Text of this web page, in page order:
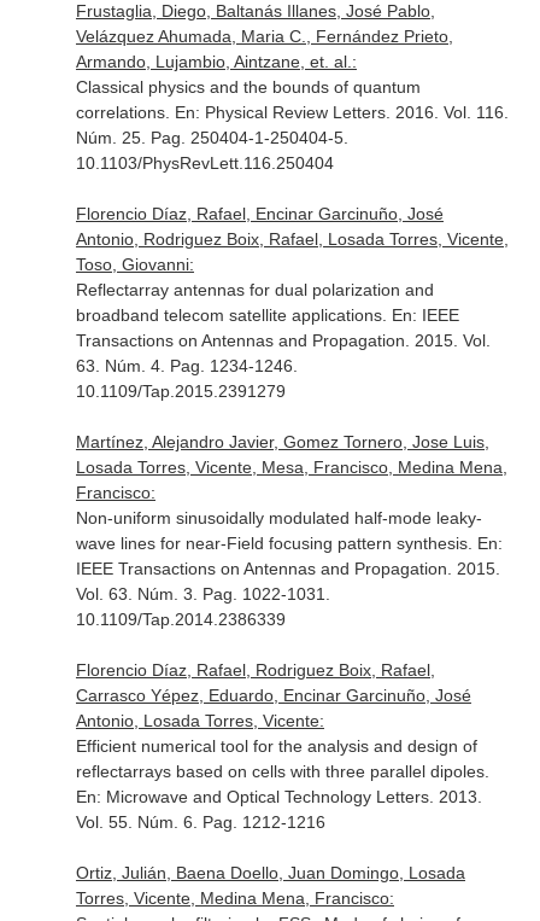
Frustaglia, Diego, Baltanás Illanes, José Pablo,
Velázquez Ahumada, Maria C., Fernández Prieto,
Armando, Lujambio, Aintzane, et. al.:
Classical physics and the bounds of quantum
correlations. En: Physical Review Letters. 2016. Vol. 116.
Núm. 25. Pag. 250404-1-250404-5.
10.1103/PhysRevLett.116.250404
Florencio Díaz, Rafael, Encinar Garcinuño, José
Antonio, Rodriguez Boix, Rafael, Losada Torres, Vicente,
Toso, Giovanni:
Reflectarray antennas for dual polarization and
broadband telecom satellite applications. En: IEEE
Transactions on Antennas and Propagation . 2015. Vol.
63. Núm. 4. Pag. 1234-1246.
10.1109/Tap.2015.2391279
Martínez, Alejandro Javier, Gomez Tornero, Jose Luis,
Losada Torres, Vicente, Mesa, Francisco, Medina Mena,
Francisco:
Non-uniform sinusoidally modulated half-mode leaky-
wave lines for near-Field focusing pattern synthesis. En:
IEEE Transactions on Antennas and Propagation . 2015.
Vol. 63. Núm. 3. Pag. 1022-1031.
10.1109/Tap.2014.2386339
Florencio Díaz, Rafael, Rodriguez Boix, Rafael,
Carrasco Yépez, Eduardo, Encinar Garcinuño, José
Antonio, Losada Torres, Vicente:
Efficient numerical tool for the analysis and design of
reflectarrays based on cells with three parallel dipoles.
En: Microwave and Optical Technology Letters. 2013.
Vol. 55. Núm. 6. Pag. 1212-1216
Ortiz, Julián, Baena Doello, Juan Domingo, Losada
Torres, Vicente, Medina Mena, Francisco: